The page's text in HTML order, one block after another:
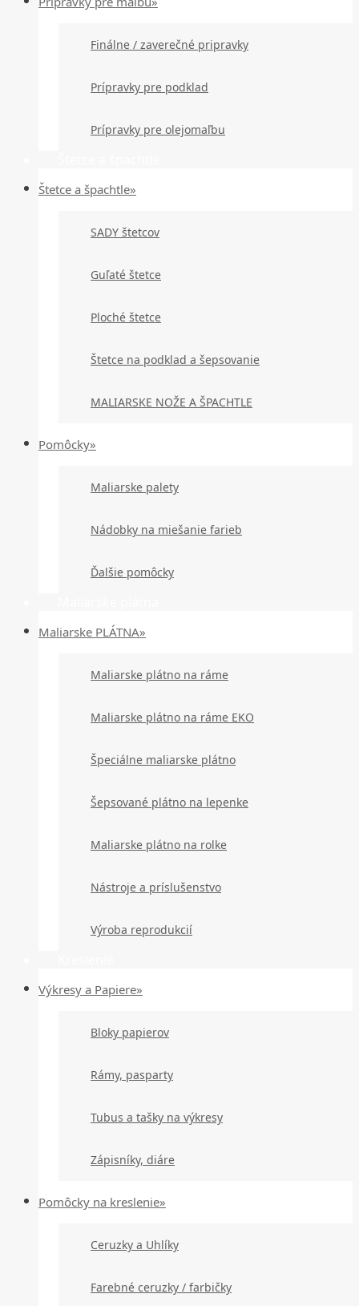
Finálne / zaverečné pripravky
Prípravky pre podklad
Prípravky pre olejomaľbu
Štetce a špachtle»
SADY štetcov
Guľaté štetce
Ploché štetce
Štetce na podklad a šepsovanie
MALIARSKE NOŽE A ŠPACHTLE
Pomôcky»
Maliarske palety
Nádobky na miešanie farieb
Ďalšie pomôcky
Maliarske PLÁTNA»
Maliarske plátno na ráme
Maliarske plátno na ráme EKO
Špeciálne maliarske plátno
Šepsované plátno na lepenke
Maliarske plátno na rolke
Nástroje a príslušenstvo
Výroba reprodukcií
Výkresy a Papiere»
Bloky papierov
Rámy, pasparty
Tubus a tašky na výkresy
Zápisníky, diáre
Pomôcky na kreslenie»
Ceruzky a Uhlíky
Farebné ceruzky / farbičky